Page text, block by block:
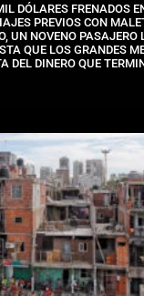
DÓLARES FRENADOS
PREVIOS CON
UN NOVENO PASAJERO
QUE LOS GRANDES
DEL DINERO QUE